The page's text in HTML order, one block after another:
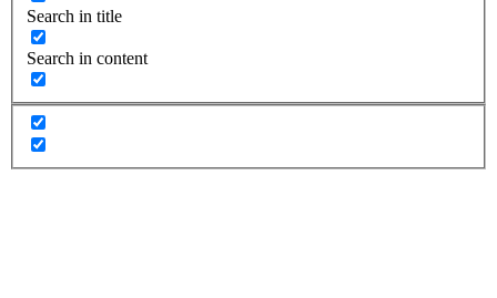
Search in title
Search in content